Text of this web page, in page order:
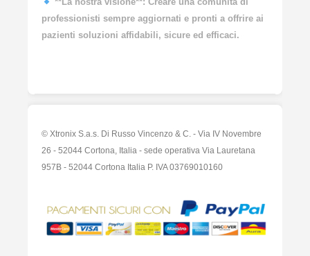
professionisti sempre aggiornati e pronti a offrire ai
pazienti soluzioni affidabili, sicure ed efficaci.
© Xtronix S.a.s. Di Russo Vincenzo & C. - Via IV Novembre
26 - 52044 Cortona, Italia - sede operativa Via Lauretana
957B - 52044 Cortona Italia P. IVA 03769010160